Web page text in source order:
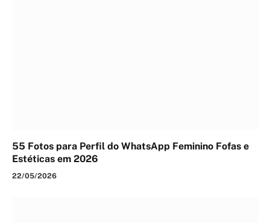
55 Fotos para Perfil do WhatsApp Feminino Fofas e
Estéticas em 2026
22/05/2026